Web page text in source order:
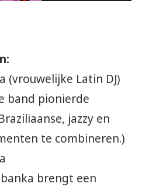
(vrouwelijke Latin DJ)
band pionierde
jazzy en
te combineren.)
brengt een